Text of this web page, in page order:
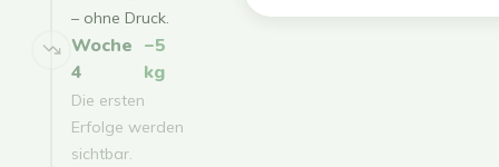
– ohne Druck.
Woche
4
−5
kg
Die ersten
Erfolge werden
sichtbar.